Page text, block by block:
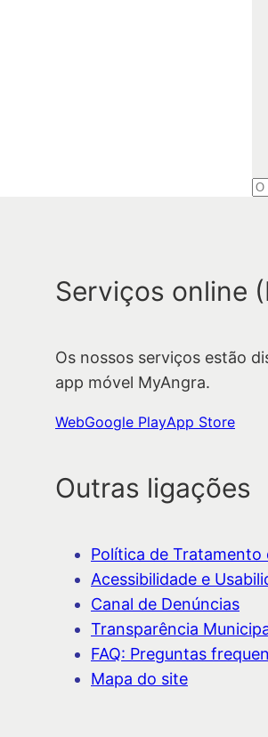
P
u
a
Serviços online
Os nossos serviços estão
app móvel MyAngra.
WebGoogle PlayApp Store
Outras ligações
Política de Tratamento
Acessibilidade e
Canal de Denúncias
Transparência
FAQ: Preguntas
Mapa do site